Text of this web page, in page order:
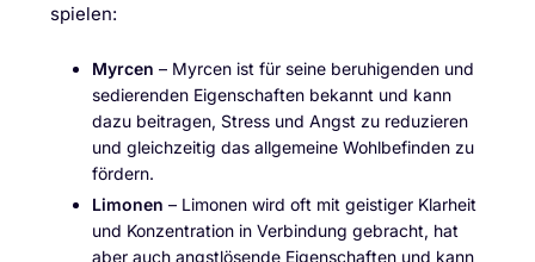
spielen:
Myrcen – Myrcen ist für seine beruhigenden und
sedierenden Eigenschaften bekannt und kann
dazu beitragen, Stress und Angst zu reduzieren
und gleichzeitig das allgemeine Wohlbefinden zu
fördern.
Limonen – Limonen wird oft mit geistiger Klarheit
und Konzentration in Verbindung gebracht, hat
aber auch angstlösende Eigenschaften und kann